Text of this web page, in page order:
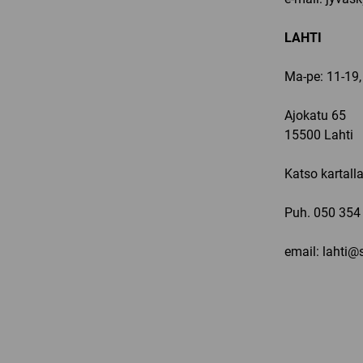
LAHTI
Ma-pe: 11-
Ajokatu 65
15500 Lahti
Katso kartalla
Puh. 050
email: